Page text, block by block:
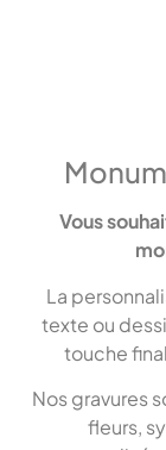
Vous
La
texte ou
touche
Nos gravures
fleurs,